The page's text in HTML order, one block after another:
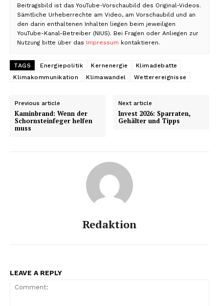
Beitragsbild ist das YouTube-Vorschaubild des Original-Videos.
Sämtliche Urheberrechte am Video, am Vorschaubild und an
den darin enthaltenen Inhalten liegen beim jeweiligen
YouTube-Kanal-Betreiber (NIUS). Bei Fragen oder Anliegen zur
Nutzung bitte über das Impressum kontaktieren.
TAGS Energiepolitik Kernenergie
Klimadebatte
Klimakommunikation
Klimawandel Wetterereignisse
Previous article
Kaminbrand: Wenn der
Schornsteinfeger helfen
muss
Next article
Invest 2026: Sparraten,
Gehälter und Tipps
Redaktion
LEAVE A REPLY